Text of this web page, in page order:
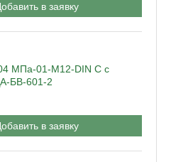
в заявку
МПа-01-М12-DIN C с
БВ-601-2
в заявку